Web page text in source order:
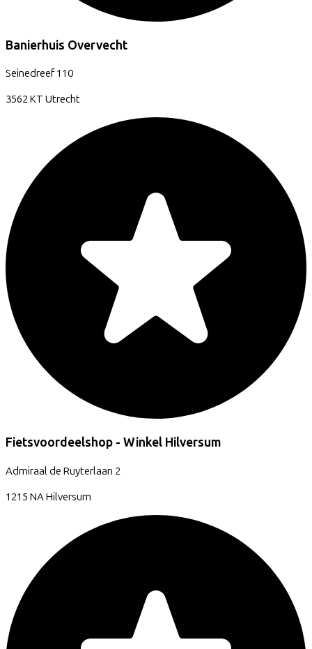
Banierhuis Overvecht
Seinedreef 110
3562 KT Utrecht
Fietsvoordeelshop - Winkel Hilversum
Admiraal de Ruyterlaan 2
1215 NA Hilversum